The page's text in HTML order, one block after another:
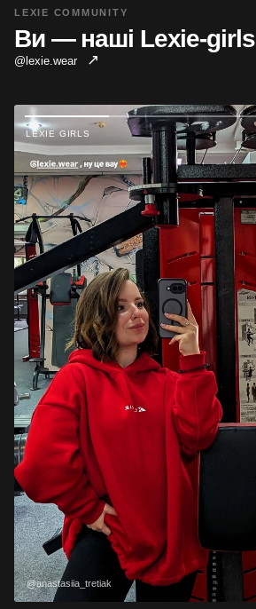
LEXIE COMMUNITY
Ви — наші Lexie-girls
@lexie.wear ↗
LEXIE GIRLS
@anastasiia_tretiak